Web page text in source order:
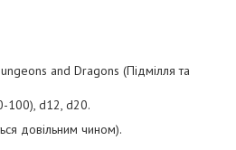
and Dragons (Підмілля та
100), d12, d20.
довільним чином).